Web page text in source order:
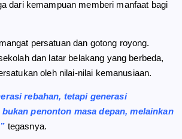
dari kemampuan memberi manfaat bagi
persatuan dan gotong royong.
dan latar belakang yang berbeda,
oleh nilai-nilai kemanusiaan.
rebahan, tetapi generasi
penonton masa depan, melainkan
tegasnya.